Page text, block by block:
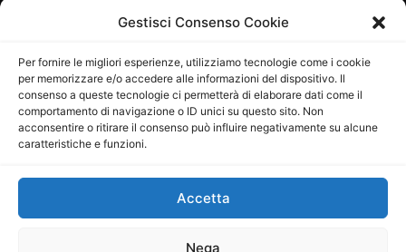
Gestisci Consenso Cookie
Per fornire le migliori esperienze, utilizziamo tecnologie come i cookie
per memorizzare e/o accedere alle informazioni del dispositivo. Il
consenso a queste tecnologie ci permetterà di elaborare dati come il
comportamento di navigazione o ID unici su questo sito. Non
acconsentire o ritirare il consenso può influire negativamente su alcune
caratteristiche e funzioni.
Accetta
Nega
29/09/2015
Direttore Editoriale: Maurizio Scaglione
Direttore Responsabile: Maria Calabrese
P.IVA: 06334930820
Mercurio Comunicazione Società Cooperativa a r.l. è
iscritta al Registro degli Operatori di Comunicazione al